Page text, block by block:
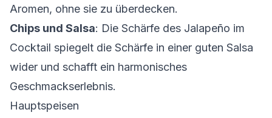
Aromen, ohne sie zu überdecken.
Chips und Salsa: Die Schärfe des Jalapeño im
Cocktail spiegelt die Schärfe in einer guten Salsa
wider und schafft ein harmonisches
Geschmackserlebnis.
Hauptspeisen